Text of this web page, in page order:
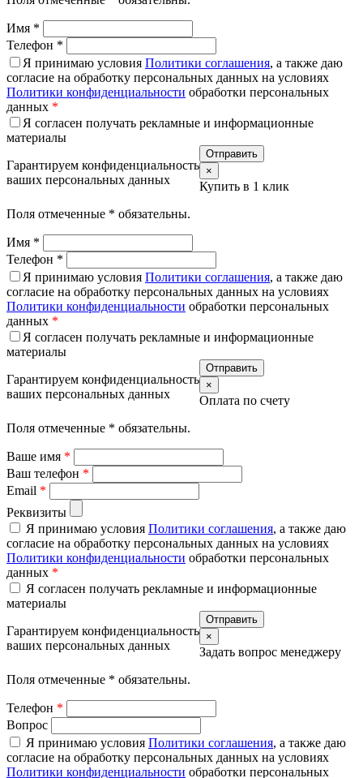
Имя *
Телефон *
Я принимаю условия Политики соглашения, а также даю
согласие на обработку персональных данных на условиях
Политики конфиденциальности обработки персональных
данных *
Я согласен получать рекламные и информационные
материалы
Гарантируем конфиденциальность
ваших персональных данных
×
Купить в 1 клик
Поля отмеченные * обязательны.
Имя *
Телефон *
Я принимаю условия Политики соглашения, а также даю
согласие на обработку персональных данных на условиях
Политики конфиденциальности обработки персональных
данных *
Я согласен получать рекламные и информационные
материалы
Гарантируем конфиденциальность
ваших персональных данных
×
Оплата по счету
Поля отмеченные * обязательны.
Ваше имя *
Ваш телефон *
Email *
Реквизиты
Я принимаю условия Политики соглашения, а также даю
согласие на обработку персональных данных на условиях
Политики конфиденциальности обработки персональных
данных *
Я согласен получать рекламные и информационные
материалы
Гарантируем конфиденциальность
ваших персональных данных
×
Задать вопрос менеджеру
Поля отмеченные * обязательны.
Телефон *
Вопрос
Я принимаю условия Политики соглашения, а также даю
согласие на обработку персональных данных на условиях
Политики конфиденциальности обработки персональных